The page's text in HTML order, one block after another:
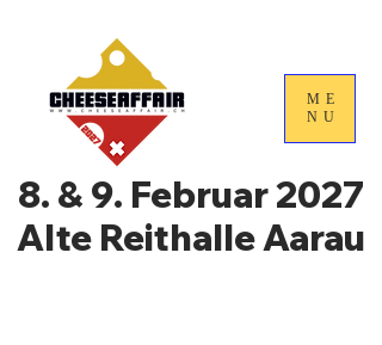
ME
NU
8. & 9. Februar 2027
Alte Reithalle Aarau